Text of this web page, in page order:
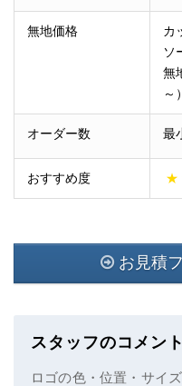
無地価格 カ
ソ
無
～）
オーダー数 最
おすすめ度 ★
お見積
スタッフのコメント
ロゴの色・位置・サイ